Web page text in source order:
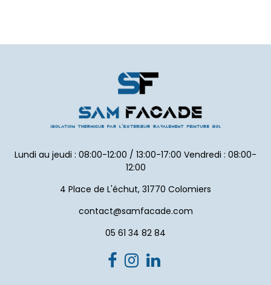
Lundi au jeudi : 08:00-12:00 / 13:00-17:00 Vendredi : 08:00-
12:00
4 Place de L'échut, 31770 Colomiers
contact@samfacade.com
05 61 34 82 84